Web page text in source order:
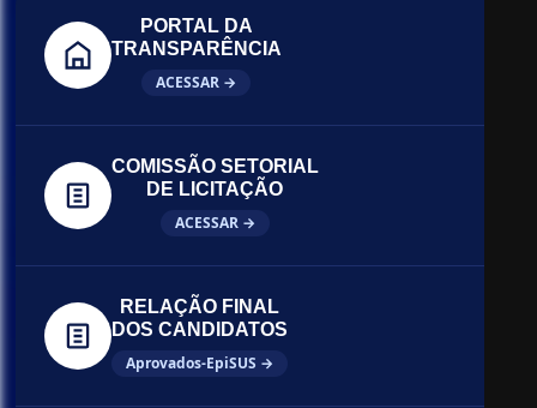
PORTAL DA
TRANSPARÊNCIA
ACESSAR →
COMISSÃO SETORIAL
DE LICITAÇÃO
ACESSAR →
RELAÇÃO FINAL
DOS CANDIDATOS
Aprovados-EpiSUS →